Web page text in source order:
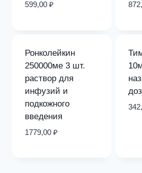
599,00 ₽
Ронколейкин
250000ме 3 шт.
раствор для
инфузий и
подкожного
введения
1779,00 ₽